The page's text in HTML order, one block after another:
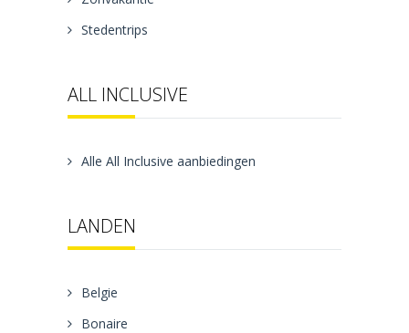
Stedentrips
ALL INCLUSIVE
Alle All Inclusive aanbiedingen
LANDEN
Belgie
Bonaire